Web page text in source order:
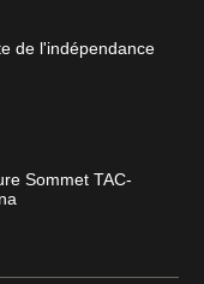
de l'indépendance
Sommet TAC-